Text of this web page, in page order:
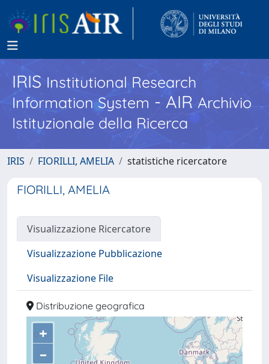
IRISInstitutional Research
Information System - AIR Archivio
Istituzionale della Ricerca
IRIS FIORILLI, AMELIA statistiche ricercatore
FIORILLI, AMELIA
Visualizzazione Ricercatore
Visualizzazione Pubblicazione
Visualizzazione File
Distribuzione geografica
+
–